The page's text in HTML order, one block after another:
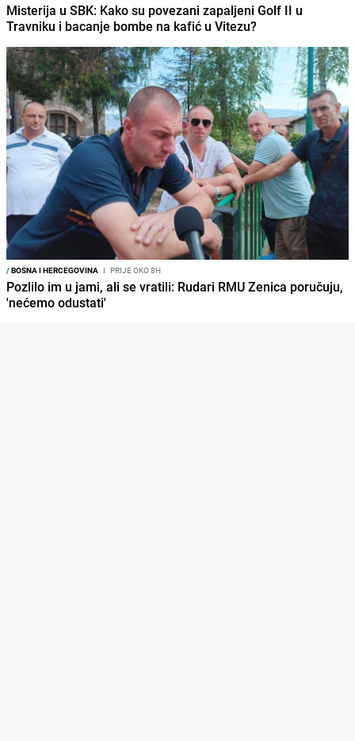
Misterija u SBK: Kako su povezani zapaljeni Golf II u
Travniku i bacanje bombe na kafić u Vitezu?
/BOSNA I HERCEGOVINA I PRIJE OKO 8H
Pozlilo im u jami, ali se vratili: Rudari RMU Zenica poručuju,
'nećemo odustati'